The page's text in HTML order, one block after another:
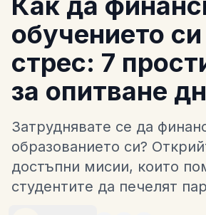
обучението си
стрес: 7
за опитване
Затруднявате се да
образованието си?
достъпни мисии, които
студентите да печелят